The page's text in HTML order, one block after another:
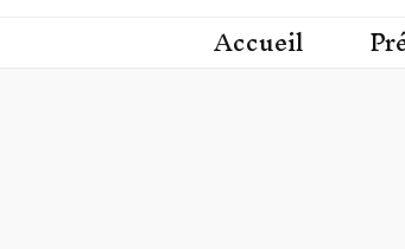
Accueil